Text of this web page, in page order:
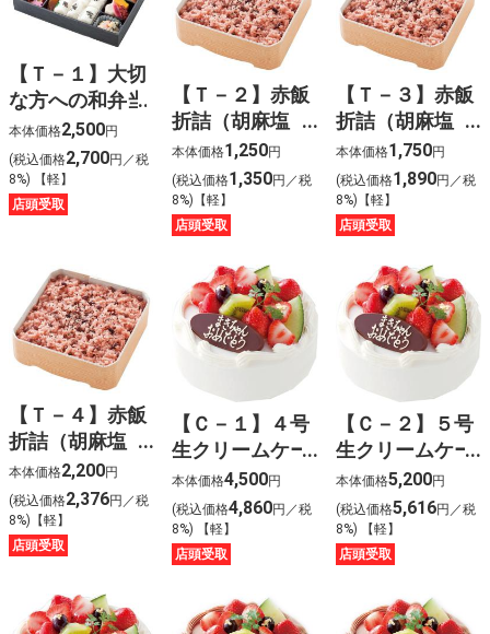
【Ｔ－１】大切
な方への和弁当
本体価格2,500円
(税込価格2,700円／税
8%) 【軽】
店頭受取
【Ｔ－２】赤飯
折詰（胡麻塩
入）〈５００
g〉
本体価格1,250円
(税込価格1,350円／税
8%)【軽】
店頭受取
【Ｔ－３】赤飯
折詰（胡麻塩
入）〈７５０
g〉
本体価格1,750円
(税込価格1,890円／税
8%)【軽】
店頭受取
【Ｔ－４】赤飯
折詰（胡麻塩
入）〈１kg〉
本体価格2,200円
(税込価格2,376円／税
8%)【軽】
店頭受取
【Ｃ－１】４号
生クリームケー
キ
本体価格4,500円
(税込価格4,860円／税
8%) 【軽】
店頭受取
【Ｃ－２】５号
生クリームケー
キ
本体価格5,200円
(税込価格5,616円／税
8%) 【軽】
店頭受取